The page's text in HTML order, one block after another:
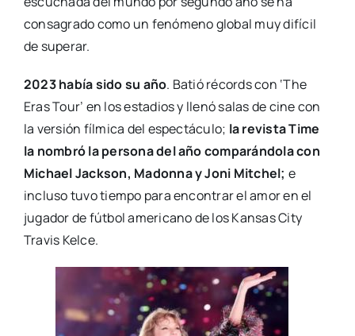
consagrado como un fenómeno global muy difícil
de superar.
2023 había sido su año. Batió récords con ‘The
Eras Tour’ en los estadios y llenó salas de cine con
la versión fílmica del espectáculo; la revista Time
la nombró la persona del año comparándola con
Michael Jackson, Madonna y Joni Mitchel; e
incluso tuvo tiempo para encontrar el amor en el
jugador de fútbol americano de los Kansas City
Travis Kelce.